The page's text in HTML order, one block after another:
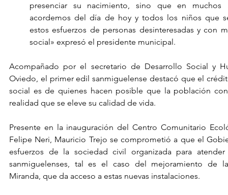
presenciar su nacimiento, sino que en
acordemos del día de hoy y todos los niños que
estos esfuerzos de personas desinteresadas y con
social» expresó el presidente municipal.
Acompañado por el secretario de Desarrollo Social y
Oviedo, el primer edil sanmiguelense destacó que el
social es de quienes hacen posible que la población
realidad que se eleve su calidad de vida.
Presente en la inauguración del Centro Comunitario
Felipe Neri, Mauricio Trejo se comprometió a que el
esfuerzos de la sociedad civil organizada para
sanmiguelenses, tal es el caso del mejoramiento de
Miranda, que da acceso a estas nuevas instalaciones.